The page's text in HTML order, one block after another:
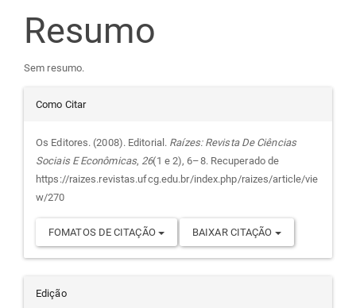
do
artigo
principal
Resumo
Sem resumo.
Detalhes
do
artigo
Como Citar
Os Editores. (2008). Editorial. Raízes: Revista De Ciências
Sociais E Econômicas, 26(1 e 2), 6–8. Recuperado de
https://raizes.revistas.ufcg.edu.br/index.php/raizes/article/vie
w/270
FOMATOS DE CITAÇÃO BAIXAR CITAÇÃO
Edição